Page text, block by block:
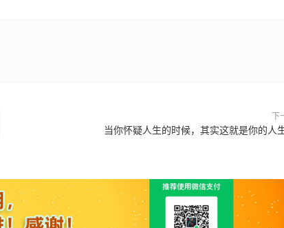
下
当你怀疑人生的时候，其实这就是你的人